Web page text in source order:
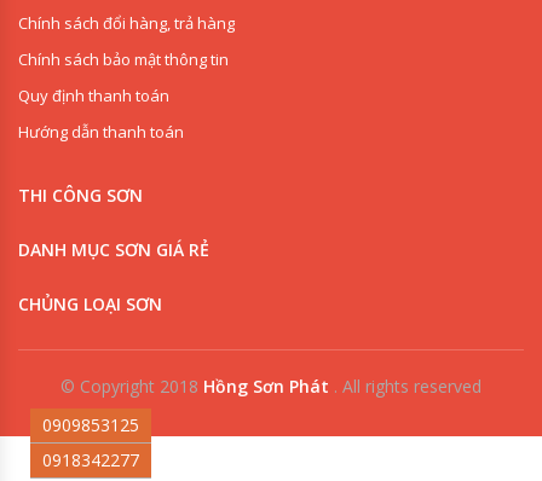
Chính sách đổi hàng, trả hàng
Chính sách bảo mật thông tin
Quy định thanh toán
Hướng dẫn thanh toán
THI CÔNG SƠN
DANH MỤC SƠN GIÁ RẺ
CHỦNG LOẠI SƠN
© Copyright 2018 Hồng Sơn Phát . All rights reserved
0909853125
0918342277